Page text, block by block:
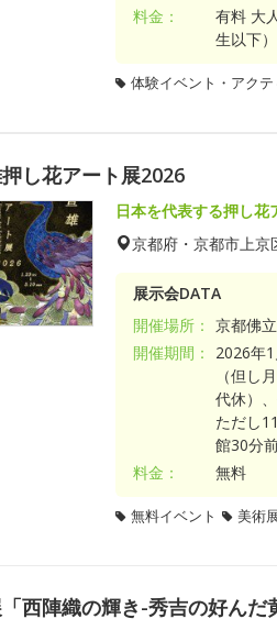
料金：
有料 大
生以下
体験イベント・アクテ
し花アート展2026
日本を代表する押し花
京都府・京都市上京
展示会DATA
開催場所： 京都佛
開催期間：
2026年
（但し
代休）
ただし
館30分前
料金：
無料
無料イベント 美術
西陣織の輝き-秀吉の好んだ